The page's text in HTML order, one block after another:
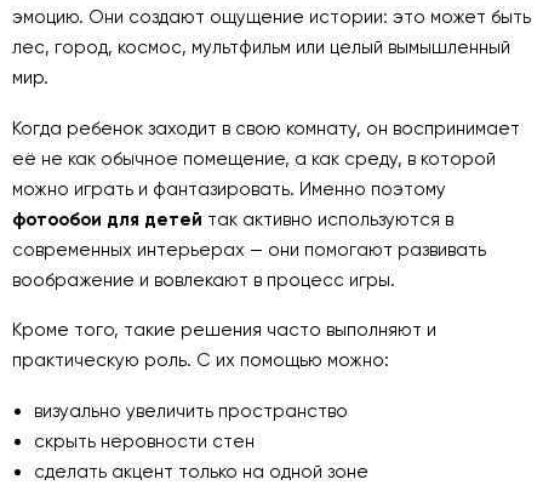
эмоцию. Они создают ощущение истории: это может быть
лес, город, космос, мультфильм или целый вымышленный
мир.
Когда ребенок заходит в свою комнату, он воспринимает
её не как обычное помещение, а как среду, в которой
можно играть и фантазировать. Именно поэтому
фотообои для детей так активно используются в
современных интерьерах — они помогают развивать
воображение и вовлекают в процесс игры.
Кроме того, такие решения часто выполняют и
практическую роль. С их помощью можно:
визуально увеличить пространство
скрыть неровности стен
сделать акцент только на одной зоне